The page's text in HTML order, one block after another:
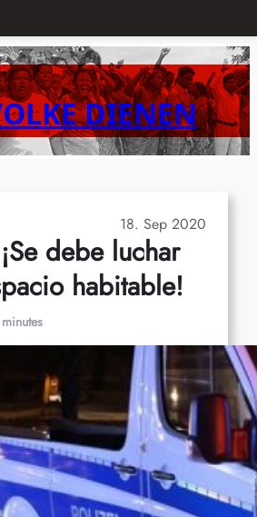
DIENEN
18. Sep 2020
debe luchar
habitable!